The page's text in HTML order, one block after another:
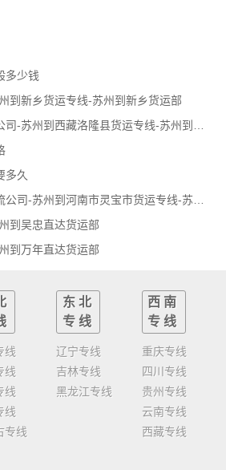
多少钱
到新乡货运专线-苏州到新乡货运部
多久
苏州到河南市灵宝市物流公司-苏州到河南市灵宝市货运专线-苏州到河南市灵宝市货运部
到吴忠直达货运部
到万年直达货运部
线
线
线
线
专线
东北
专线
辽宁专线
吉林专线
黑龙江专线
西南
专线
重庆专线
四川专线
贵州专线
云南专线
西藏专线